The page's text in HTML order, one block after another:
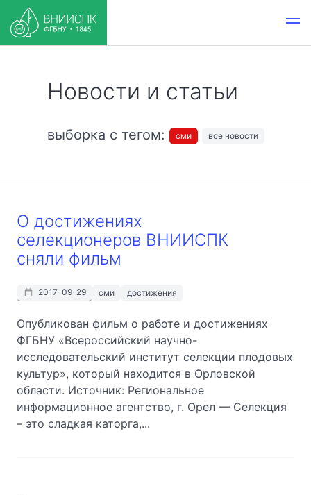
Новости и статьи
выборка с тегом: сми все новости
О достижениях
селекционеров ВНИИСПК
сняли фильм
2017-09-29 сми достижения
Опубликован фильм о работе и достижениях
ФГБНУ «Всероссийский научно-
исследовательский институт селекции плодовых
культур», который находится в Орловской
области. Источник: Региональное
информационное агентство, г. Орел — Селекция
– это сладкая каторга,...